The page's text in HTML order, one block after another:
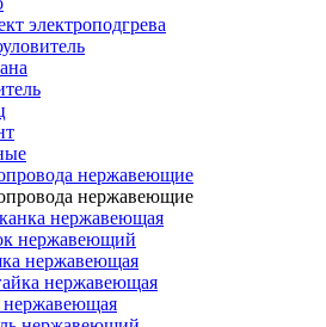
электроподгрева
нержавеющие
нержавеющие
нержавеющая
нержавеющий
нержавеющая
нержавеющая